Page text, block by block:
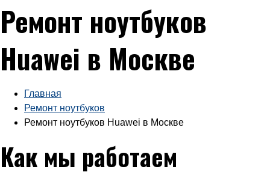
Ремонт ноутбуков
Huawei в Москве
Главная
Ремонт ноутбуков
Ремонт ноутбуков Huawei в Москве
Как мы работаем